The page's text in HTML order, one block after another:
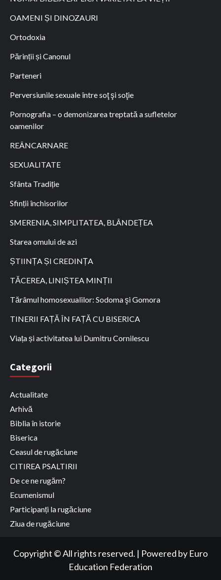
OAMENI ȘI DINOZAURI
Ortodoxia
Părinții și Canonul
Parteneri
Perversiunile sexuale între soţ şi soţie
Pornografia – o demonizarea treptată a sufletelor
oamenilor
REÂNCARNARE
SEXUALITATE
Sfânta Tradiție
Sfinții închisorilor
SMERENIA, SIMPLITATEA, BLÂNDEȚEA
Starea omului de azi
ȘTIINȚA ȘI CREDINȚA
TĂCEREA, LINIȘTEA MINȚII
Tărâmul homosexualilor: Sodoma şi Gomora
TINERII FAȚĂ ÎN FAȚĂ CU BISERICA
Viața și activitatea lui Dumitru Cornilescu
Categorii
Actualitate
Arhivă
Biblia în istorie
Biserica
Ceasul de rugăciune
CITIREA PSALTIRII
De ce ne rugăm?
Ecumenismul
Participanți la rugăciune
Ziua de rugăciune
Copyright © All rights reserved. | Powered by Euro
Education Federation